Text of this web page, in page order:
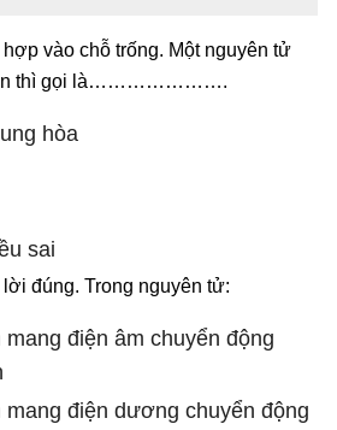
vào chỗ trống. Một nguyên tử
thì gọi là………………….
hòa
sai
đúng. Trong nguyên tử:
điện âm chuyển động
mang điện dương chuyển động